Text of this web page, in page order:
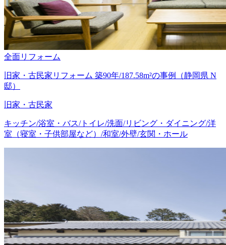
全面リフォーム
旧家・古民家リフォーム 築90年/187.58m²の事例（静岡県 N
邸）
旧家・古民家
キッチン/浴室・バス/トイレ/洗面/リビング・ダイニング/洋
室（寝室・子供部屋など）/和室/外壁/玄関・ホール